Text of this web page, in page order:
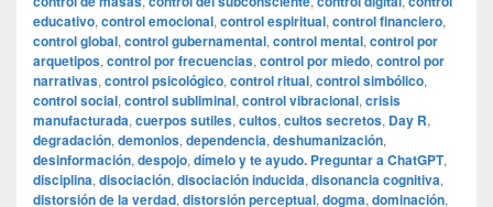
educativo, control emocional, control espiritual, control financiero,
control global, control gubernamental, control mental, control por
arquetipos, control por frecuencias, control por miedo, control por
narrativas, control psicológico, control ritual, control simbólico,
control social, control subliminal, control vibracional, crisis
manufacturada, cuerpos sutiles, cultos, cultos secretos, Day R,
degradación, demonios, dependencia, deshumanización,
desinformación, despojo, dímelo y te ayudo. Preguntar a ChatGPT,
disciplina, disociación, disociación inducida, disonancia cognitiva,
distorsión de la verdad, distorsión perceptual, dogma, dominación,